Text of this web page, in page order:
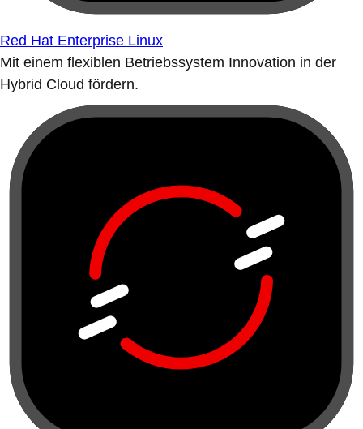
Red Hat Enterprise Linux
Mit einem flexiblen Betriebssystem Innovation in der
Hybrid Cloud fördern.